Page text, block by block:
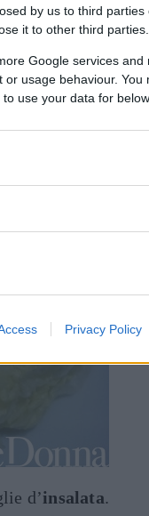
by us to third parties
it to other third parties.
Google services
usage behaviour. You
use your data for
Privacy Policy
scaldarenel
mozzarella è
d’insalata.